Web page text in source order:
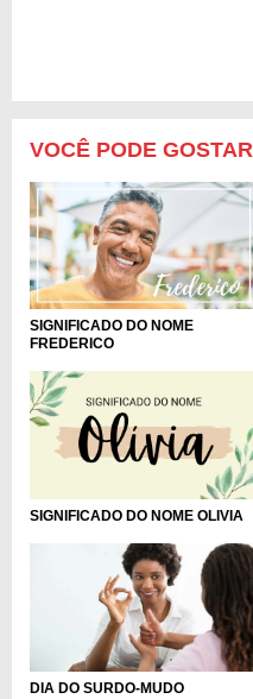
VOCÊ PODE GOSTAR
SIGNIFICADO DO NOME
FREDERICO
SIGNIFICADO DO NOME OLIVIA
DIA DO SURDO-MUDO